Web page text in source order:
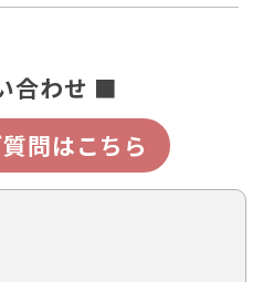
合わせ ■
問はこちら